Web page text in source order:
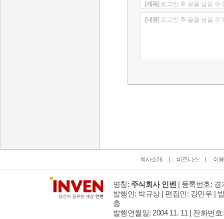
[제목] 로그인 후 글을 남길 수
[내용] 로그인 후 글을 남길 수
회사소개 비즈니스 이
명칭: 주식회사 인벤 | 등록번호: 경
발행인: 박규상 | 편집인: 강민우 |
층
발행연월일: 2004 11. 11 | 전화번호